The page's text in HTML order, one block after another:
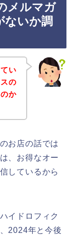
メルマガ
ないか調
い
の
か
お店の話では
、お得なオー
しているから
イドロフィク
2024年と今後